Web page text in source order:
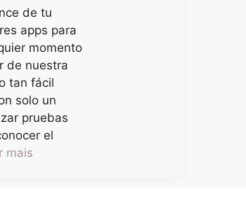
de tu
apps para
momento
de nuestra
tan fácil
solo un
pruebas
el
mais